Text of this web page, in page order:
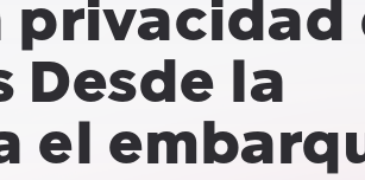
privacidad
Desde la
el